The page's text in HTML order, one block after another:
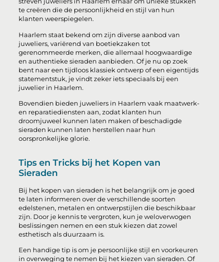
te creëren die de persoonlijkheid en stijl van hun
klanten weerspiegelen.
Haarlem staat bekend om zijn diverse aanbod van
juweliers, variërend van boetiekzaken tot
gerenommeerde merken, die allemaal hoogwaardige
en authentieke sieraden aanbieden. Of je nu op zoek
bent naar een tijdloos klassiek ontwerp of een eigentijds
statementstuk, je vindt zeker iets speciaals bij een
juwelier in Haarlem.
Bovendien bieden juweliers in Haarlem vaak maatwerk-
en reparatiediensten aan, zodat klanten hun
droomjuweel kunnen laten maken of beschadigde
sieraden kunnen laten herstellen naar hun
oorspronkelijke glorie.
Tips en Tricks bij het Kopen van
Sieraden
Bij het kopen van sieraden is het belangrijk om je goed
te laten informeren over de verschillende soorten
edelstenen, metalen en ontwerpstijlen die beschikbaar
zijn. Door je kennis te vergroten, kun je weloverwogen
beslissingen nemen en een stuk kiezen dat zowel
esthetisch als duurzaam is.
Een handige tip is om je persoonlijke stijl en voorkeuren
in overweging te nemen bij het kiezen van sieraden. Of